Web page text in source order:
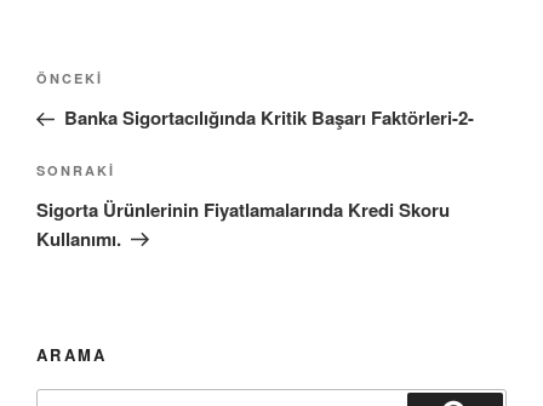
Yazı
Önceki
Yazı
ÖNCEKI
Banka Sigortacılığında Kritik Başarı Faktörleri-2-
Sonraki
Yazı
SONRAKI
Sigorta Ürünlerinin Fiyatlamalarında Kredi Skoru
Kullanımı.
ARAMA